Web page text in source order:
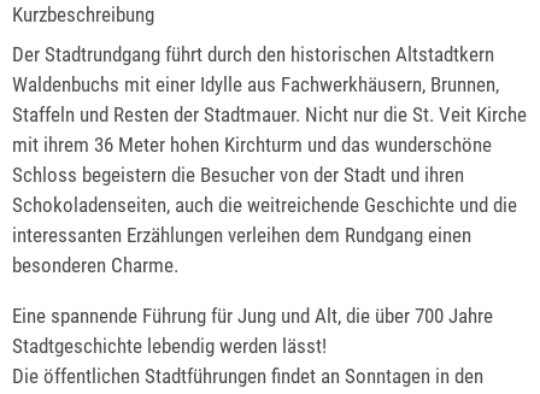
Kurzbeschreibung
Der Stadtrundgang führt durch den historischen Altstadtkern
Waldenbuchs mit einer Idylle aus Fachwerkhäusern, Brunnen,
Staffeln und Resten der Stadtmauer. Nicht nur die St. Veit Kirche
mit ihrem 36 Meter hohen Kirchturm und das wunderschöne
Schloss begeistern die Besucher von der Stadt und ihren
Schokoladenseiten, auch die weitreichende Geschichte und die
interessanten Erzählungen verleihen dem Rundgang einen
besonderen Charme.
Eine spannende Führung für Jung und Alt, die über 700 Jahre
Stadtgeschichte lebendig werden lässt!
Die öffentlichen Stadtführungen findet an Sonntagen in den